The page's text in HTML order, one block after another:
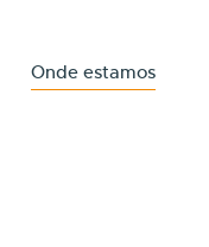
Onde estamos